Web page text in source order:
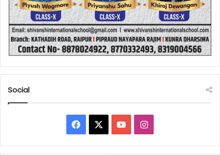
Social
Facebook YouTubeInstagram